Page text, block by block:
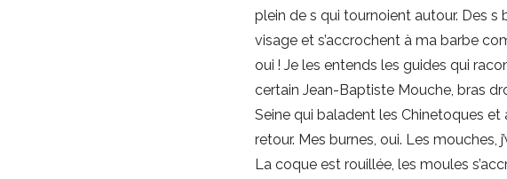
plein de s qui tournoient autour. Des
visage et s’accrochent à ma barbe
oui ! Je les entends les guides qui
certain Jean-Baptiste Mouche, bras
Seine qui baladent les Chinetoques et
retour. Mes burnes, oui. Les mouches,
La coque est rouillée, les moules